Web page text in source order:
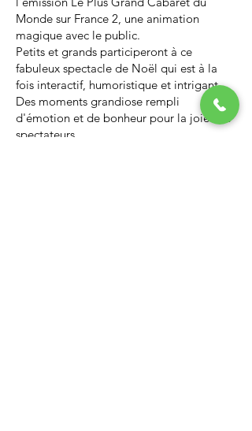
Monde sur France 2, une animation
magique avec le public.
Petits et grands participeront à ce
fabuleux spectacle de Noël qui est à la
fois interactif, humoristique et intrigant.
Des moments grandiose rempli
d'émotion et de bonheur pour la joie des
spectateurs.